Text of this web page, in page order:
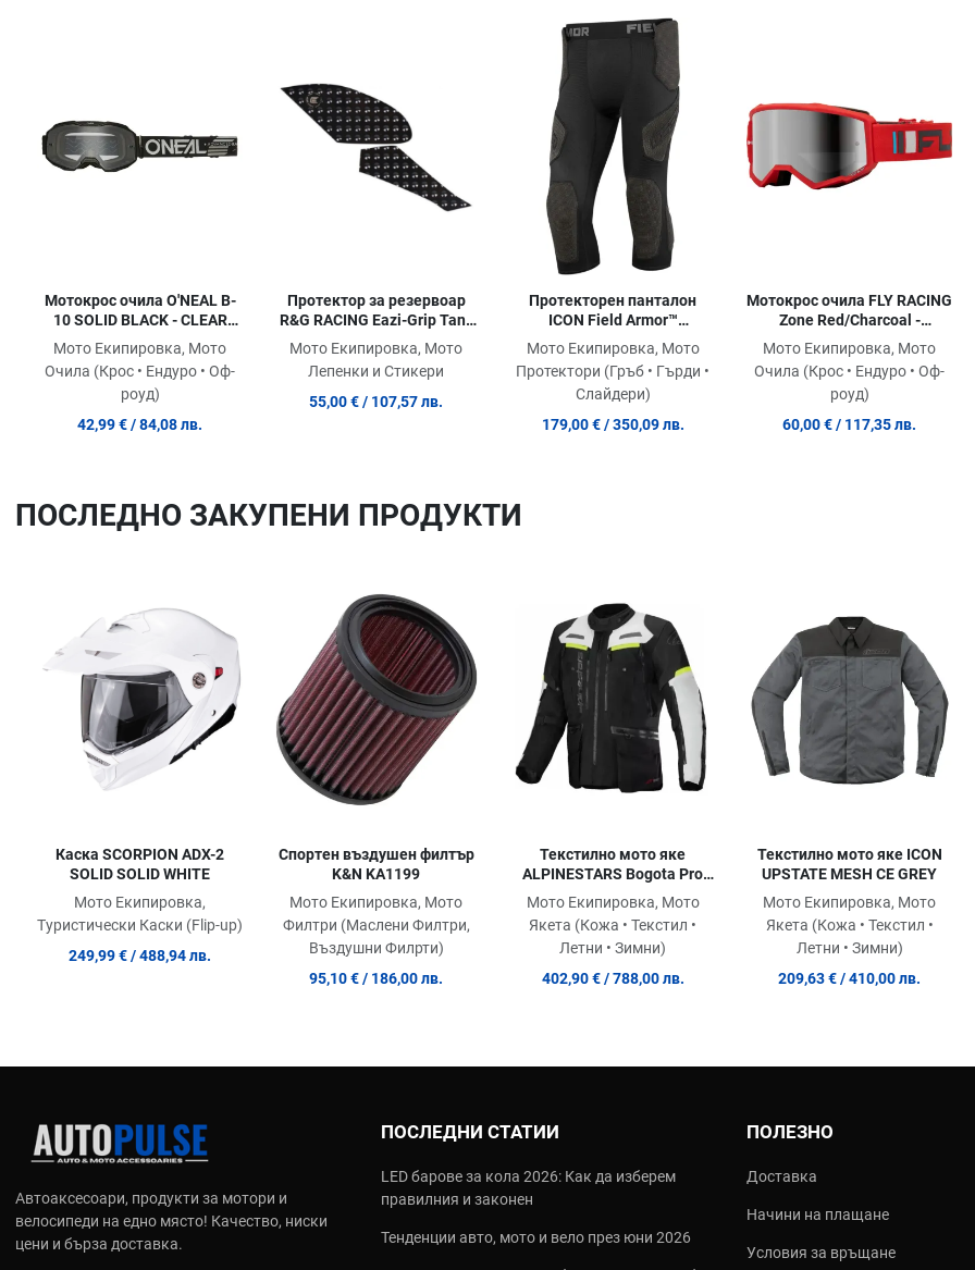
Сравни продукт
Quick View
Мотокрос очила O'NEAL B-
10 SOLID BLACK - CLEAR
Мото Екипировка, Мото
Очила (Крос • Ендуро • Оф-
роуд)
42,99 €/ 84,08 лв.
Добави в любими
Сравни продукт
Quick View
Протектор за резервоар
R&G RACING Eazi-Grip Tank
Grips BLACK Suzuki GSX-S
1000 21-24
Мото Екипировка, Мото
Лепенки и Стикери
55,00 € / 107,57 лв.
Quick View
Протекторен панталон
ICON Field Armor™
Compression Pants
Мото Екипировка, Мото
Протектори (Гръб • Гърди •
Слайдери)
179,00 €/ 350,09 лв.
Мотокрос очила FLY RACING
Zone Red/Charcoal -
Silver/Smoke Lens
Мото Екипировка, Мото
Очила (Крос • Ендуро • Оф-
роуд)
60,00 €/ 117,35 лв.
ПОСЛЕДНO ЗАКУПЕНИ ПРОДУКТИ
Добави в любими
Сравни продукт
Quick View
Каска SCORPION ADX-2
SOLID SOLID WHITE
Мото Екипировка,
Туристически Каски (Flip-up)
249,99 €/ 488,94 лв.
Сравни продукт
Quick View
Спортен въздушен филтър
K&N KA1199
Мото Екипировка, Мото
Филтри (Маслени Филтри,
Въздушни Филрти)
95,10 € / 186,00 лв.
Сравни продукт
Quick View
Текстилно мото яке
ALPINESTARS Bogota Pro
Drystar® BK/ICE GY/YEL
FLUO
Мото Екипировка, Мото
Якета (Кожа • Текстил •
Летни • Зимни)
402,90 €/ 788,00 лв.
Текстилно мото яке ICON
UPSTATE MESH CE GREY
Мото Екипировка, Мото
Якета (Кожа • Текстил •
Летни • Зимни)
209,63 €/ 410,00 лв.
Автоаксесоари, продукти за мотори и
велосипеди на едно място! Качество, ниски
цени и бърза доставка.
ПОСЛЕДНИ СТАТИИ
LED барове за кола 2026: Как да изберем
правилния и законен
Тенденции авто, мото и вело през юни 2026
ПОЛЕЗНО
Доставка
Начини на плащане
Условия за връщане